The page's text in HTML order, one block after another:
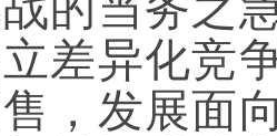
差异化竞
，发展面